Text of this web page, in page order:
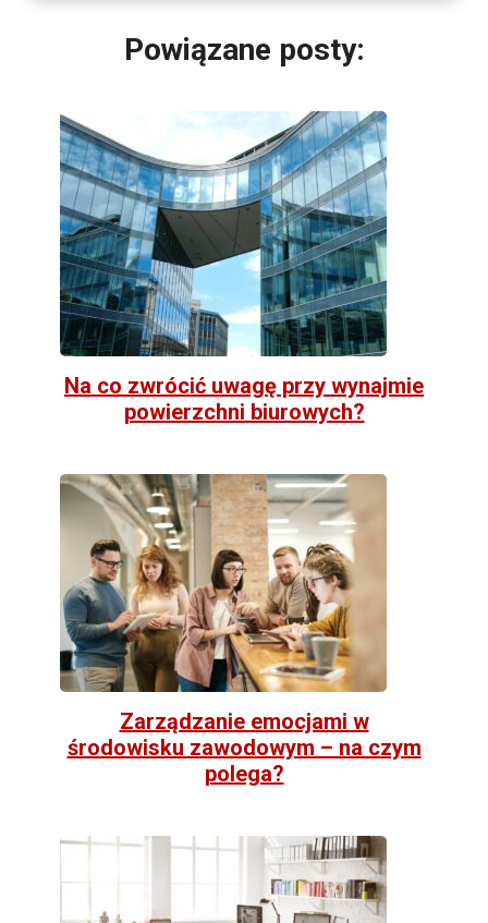
Powiązane posty:
Na co zwrócić uwagę przy wynajmie
powierzchni biurowych?
Zarządzanie emocjami w
środowisku zawodowym – na czym
polega?